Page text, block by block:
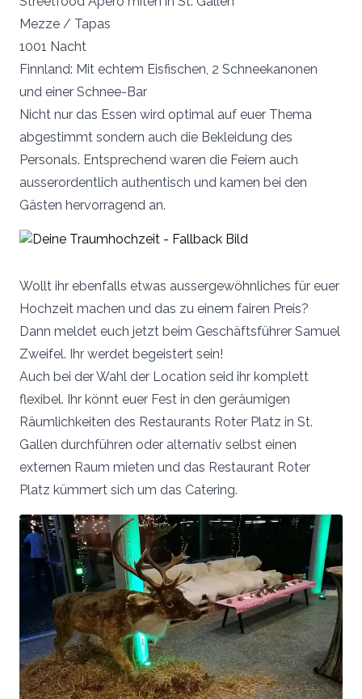
Mezze / Tapas
1001 Nacht
Finnland: Mit echtem Eisfischen, 2 Schneekanonen
und einer Schnee-Bar
Nicht nur das Essen wird optimal auf euer Thema
abgestimmt sondern auch die Bekleidung des
Personals. Entsprechend waren die Feiern auch
ausserordentlich authentisch und kamen bei den
Gästen hervorragend an.
Wollt ihr ebenfalls etwas aussergewöhnliches für euer
Hochzeit machen und das zu einem fairen Preis?
Dann meldet euch jetzt beim Geschäftsführer Samuel
Zweifel. Ihr werdet begeistert sein!
Auch bei der Wahl der Location seid ihr komplett
flexibel. Ihr könnt euer Fest in den geräumigen
Räumlichkeiten des Restaurants Roter Platz in St.
Gallen durchführen oder alternativ selbst einen
externen Raum mieten und das Restaurant Roter
Platz kümmert sich um das Catering.